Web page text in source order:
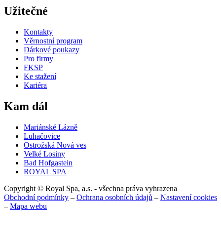
Užitečné
Kontakty
Věrnostní program
Dárkové poukazy
Pro firmy
FKSP
Ke stažení
Kariéra
Kam dál
Mariánské Lázně
Luhačovice
Ostrožská Nová ves
Velké Losiny
Bad Hofgastein
ROYAL SPA
Copyright © Royal Spa, a.s. - všechna práva vyhrazena
Obchodní podmínky – Ochrana osobních údajů – Nastavení cookies
– Mapa webu